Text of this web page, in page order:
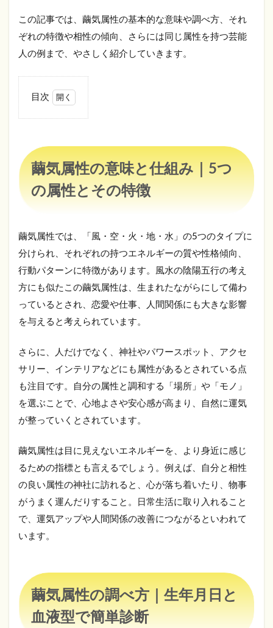
この記事では、繭気属性の基本的な意味や調べ方、それ
ぞれの特徴や相性の傾向、さらには同じ属性を持つ芸能
人の例まで、やさしく紹介していきます。
目次
属
性
の
意
味
み
｜5
つ
の
属
性
と
そ
徴
繭
気
属
性
調
方
｜
年
月
と
型
で
簡
単
診
繭気属性の意味と仕組み｜5つ
の属性とその特徴
繭気属性では、「風・空・火・地・水」の5つのタイプに
分けられ、それぞれの持つエネルギーの質や性格傾向、
行動パターンに特徴があります。風水の陰陽五行の考え
方にも似たこの繭気属性は、生まれたながらにして備わ
っているとされ、恋愛や仕事、人間関係にも大きな影響
を与えると考えられています。
さらに、人だけでなく、神社やパワースポット、アクセ
サリー、インテリアなどにも属性があるとされている点
も注目です。自分の属性と調和する「場所」や「モノ」
を選ぶことで、心地よさや安心感が高まり、自然に運気
が整っていくとされています。
繭気属性は目に見えないエネルギーを、より身近に感じ
るための指標とも言えるでしょう。例えば、自分と相性
の良い属性の神社に訪れると、心が落ち着いたり、物事
がうまく運んだりすること。日常生活に取り入れること
で、運気アップや人間関係の改善につながるといわれて
います。
繭気属性の調べ方｜生年月日と
血液型で簡単診断